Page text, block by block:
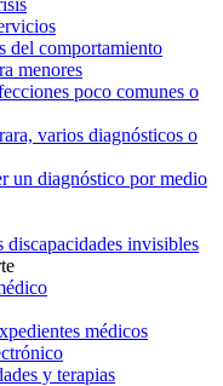
del comportamiento
menores
poco comunes o
varios diagnósticos o
un diagnóstico por medio
discapacidades invisibles
médicos
y terapias